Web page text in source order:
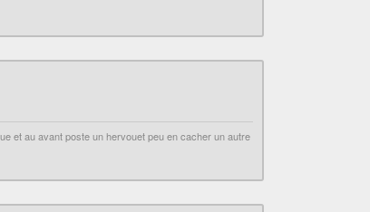
et au avant poste un hervouet peu en cacher un autre